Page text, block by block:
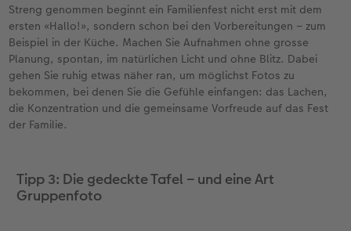
Streng genommen beginnt ein Familienfest nicht erst mit dem
ersten «Hallo!», sondern schon bei den Vorbereitungen – zum
Beispiel in der Küche. Machen Sie Aufnahmen ohne grosse
Planung, spontan, im natürlichen Licht und ohne Blitz. Dabei
gehen Sie ruhig etwas näher ran, um möglichst Fotos zu
bekommen, bei denen Sie die Gefühle einfangen: das Lachen,
die Konzentration und die gemeinsame Vorfreude auf das Fest
der Familie.
Tipp 3: Die gedeckte Tafel – und eine Art
Gruppenfoto